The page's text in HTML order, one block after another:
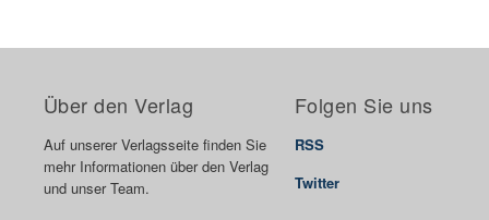
Über den Verlag
Auf unserer Verlagsseite finden Sie
mehr Informationen über den Verlag
und unser Team.
Folgen Sie uns
RSS
Twitter